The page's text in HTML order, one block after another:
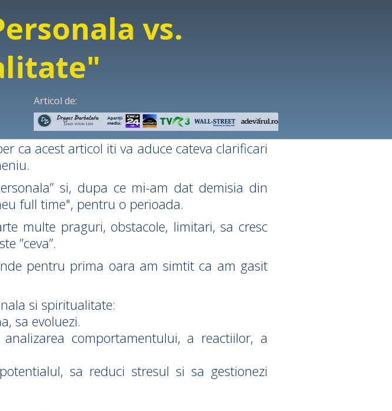
Articol de:
vs.
ca acest articol iti va aduce cateva clarificari
si, dupa ce mi-am dat demisia din
full time", pentru o perioada.
multe praguri, obstacole, limitari, sa cresc
”ceva”.
pentru prima oara am simtit ca am gasit
si spiritualitate:
sa evoluezi.
comportamentului, a reactiilor, a
sa reduci stresul si sa gestionezi